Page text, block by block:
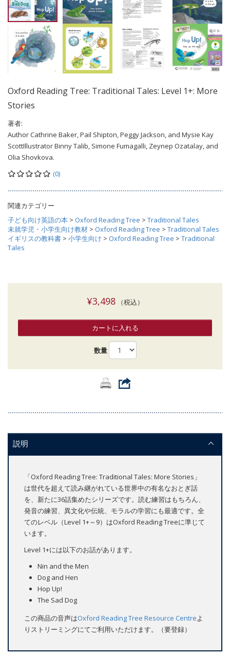
Oxford Reading Tree: Traditional Tales: Level 1+: More
Stories
著者:
Author Cathrine Baker, Pail Shipton, Peggy Jackson, and Mysie Kay
ScottIllustrator Binny Talib, Simone Fumagalli, Zeynep Ozatalay, and
Olia Shovkova.
(0)
関連カテゴリー
子ども向け英語の本 > Oxford Reading Tree > Traditional Tales
未就学児・小学生向け教材 > Oxford Reading Tree > Traditional Tales
イギリスの教科書 > 小学生向け > Oxford Reading Tree > Traditional
Tales
¥3,498（税込）
カートに入れる
数量
説明
「Oxford Reading Tree: Traditional Tales: More Stories」
は世代を超えて読み継がれている世界中の有名なおとぎ話
を、新たに36話集めたシリーズです。読む練習はもちろん、
発音の練習、異文化や伝統、モラルの学習にも最適です。全
てのレベル（Level 1+～9）はOxford Reading Treeに準じて
います。
Level 1+には以下のお話があります。
Nin and the Men
Dog and Hen
Hop Up!
The Sad Dog
この商品の音声はOxford Reading Tree Resource Centreよ
りストリーミングにてご利用いただけます。（要登録）